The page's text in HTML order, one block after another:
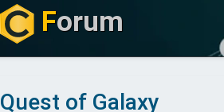
Forum
Quest of Galaxy